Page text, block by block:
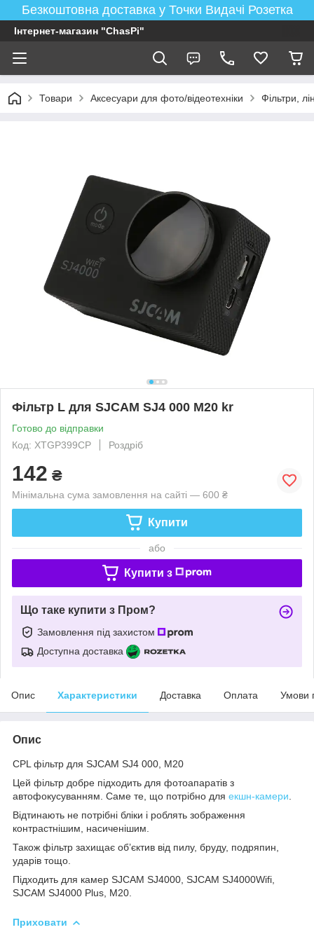
Безкоштовна доставка у Точки Видачі Розетка
Інтернет-магазин "ChasPi"
Товари Аксесуари для фото/відеотехніки Фільтри,
Фільтр L для SJCAM SJ4 000 M20 kr
Готово до відправки
Код: XTGP399CP
Роздріб
142 ₴
Мінімальна сума замовлення на сайті — 600 ₴
Купити
або
Купити з
Що таке купити з Пром?
Замовлення під захистом
Доступна доставка
Опис Характеристики Доставка Оплата Умови
Опис
CPL фільтр для SJCAM SJ4 000, M20
Цей фільтр добре підходить для фотоапаратів з
автофокусуванням. Саме те, що потрібно для екшн-камери
Відтинають не потрібні бліки і роблять зображення
контрастнішим, насиченішим.
Також фільтр захищає об’єктив від пилу, бруду, подряпин,
ударів тощо.
Підходить для камер SJCAM SJ4000, SJCAM SJ4000Wifi,
SJCAM SJ4000 Plus, M20.
Приховати